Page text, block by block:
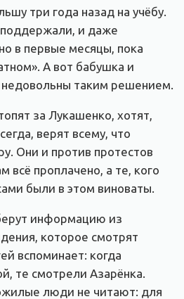
три года назад на учёбу.
и даже
в первые месяцы, пока
А вот бабушка и
таким решением.
за Лукашенко, хотят,
верят всему, что
Они и против протестов
всё проплачено, а те, кого
были в этом виноваты.
информацию из
которое смотрят
вспоминает: когда
те смотрели Азарёнка.
люди не читают: для